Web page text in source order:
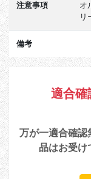
注意事項
オ
リ
備考
適合確
万が一適合確認
品はお受け